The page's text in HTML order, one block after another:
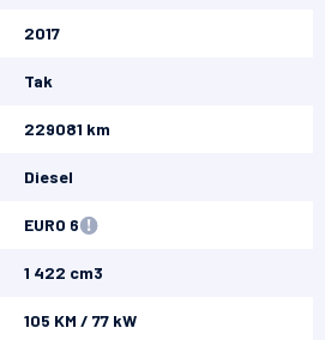
2017
Tak
229081 km
Diesel
EURO 6
1 422 cm3
105 KM / 77 kW